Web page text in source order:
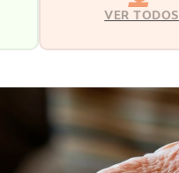
VER TODOS